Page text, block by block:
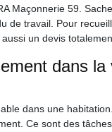
Maçonnerie 59.
de travail. Pour
un devis
dans
dans une
Ce sont des